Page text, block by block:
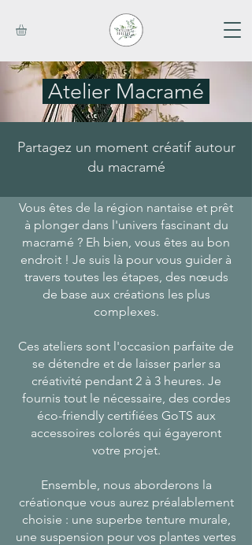
Atelier Macramé
Partagez un moment créatif autour
du macramé
Vous êtes de la région nantaise et prêt
à plonger dans l'univers fascinant du
macramé ? Eh bien, vous êtes au bon
endroit ! Je suis là pour vous guider à
travers toutes les étapes, des nœuds
de base aux créations les plus
complexes.
Ces ateliers sont l'occasion parfaite de
se détendre et de laisser parler sa
créativité pendant 2 à 3 heures. Je
fournis tout le nécessaire, des cordes
éco-friendly certifiées GoTS aux
accessoires colorés qui égayeront
votre projet.
Ensemble, nous aborderons la
créationque vous aurez préalablement
choisie : une superbe tenture murale,
une suspension pour vos plantes vertes